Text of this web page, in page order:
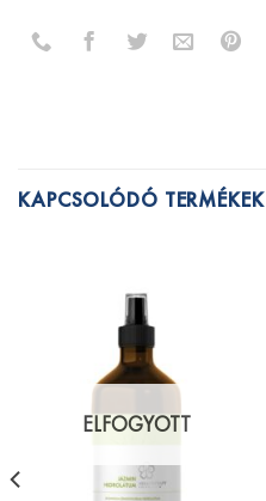
KAPCSOLÓDÓ TERMÉKEK
ELFOGYOTT